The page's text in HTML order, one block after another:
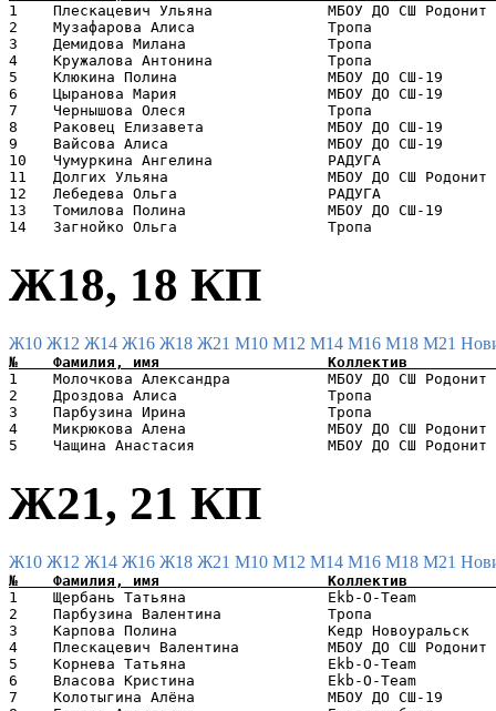
1    Плескацевич Ульяна             МБОУ ДО СШ
2    Музафарова Алиса               Тропа
3    Демидова Милана                Тропа
4    Кружалова Антонина             Тропа
5    Клюкина Полина                 МБОУ ДО СШ-
6    Цыранова Мария                 МБОУ ДО СШ-
7    Чернышова Олеся                Тропа
8    Раковец Елизавета              МБОУ ДО СШ-
9    Вайсова Алиса                  МБОУ ДО СШ-
10   Чумуркина Ангелина             РАДУГА
11   Долгих Ульяна                  МБОУ ДО СШ
12   Лебедева Ольга                 РАДУГА
13   Томилова Полина                МБОУ ДО СШ-
Ж18, 18 КП
Ж10 Ж12 Ж14 Ж16 Ж18 Ж21 М10 М12 М14 М16 М18 М21
1    Молочкова Александра           МБОУ ДО
2    Дроздова Алиса                 Тропа
3    Парбузина Ирина                Тропа
4    Микрюкова Алена                МБОУ ДО СШ
Ж21, 21 КП
Ж10 Ж12 Ж14 Ж16 Ж18 Ж21 М10 М12 М14 М16 М18 М21
1    Щербань Татьяна                Ekb-O-
2    Парбузина Валентина            Тропа
3    Карпова Полина                 Кедр
4    Плескацевич Валентина          МБОУ ДО СШ
5    Корнева Татьяна                Ekb-O-Team
6    Власова Кристина               Ekb-O-Team
7    Колотыгина Алёна               МБОУ ДО СШ-